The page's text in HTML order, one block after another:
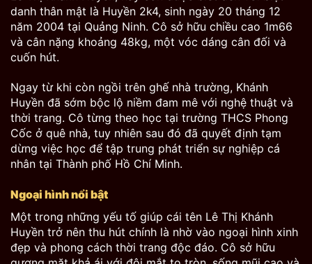
danh thân mật là Huyền 2k4, sinh ngày 20 tháng 12
năm 2004 tại Quảng Ninh. Cô sở hữu chiều cao 1m66
và cân nặng khoảng 48kg, một vóc dáng cân đối và
cuốn hút.
Ngay từ khi còn ngồi trên ghế nhà trường, Khánh
Huyền đã sớm bộc lộ niềm đam mê với nghệ thuật và
thời trang. Cô từng theo học tại trường THCS Phong
Cốc ở quê nhà, tuy nhiên sau đó đã quyết định tạm
dừng việc học để tập trung phát triển sự nghiệp cá
nhân tại Thành phố Hồ Chí Minh.
Ngoại hình nổi bật
Một trong những yếu tố giúp cái tên Lê Thị Khánh
Huyền trở nên thu hút chính là nhờ vào ngoại hình xinh
đẹp và phong cách thời trang độc đáo. Cô sở hữu